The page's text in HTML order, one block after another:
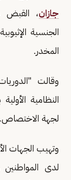
جازان، القبض
المخدر.
وقالت
النظامية
لجهة الاختصاص.
وتهيب الجهات
لدى